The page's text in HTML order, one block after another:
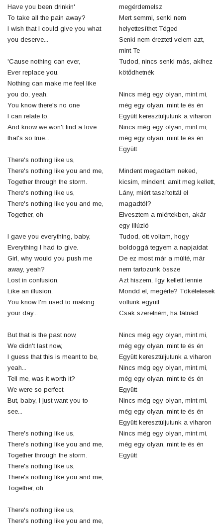
Have you been drinkin'
To take all the pain away?
I wish that I could give you what
you deserve...
'Cause nothing can ever,
Ever replace you.
Nothing can make me feel like
you do, yeah.
You know there's no one
I can relate to.
And know we won't find a love
that's so true...
There's nothing like us,
There's nothing like you and me,
Together through the storm.
There's nothing like us,
There's nothing like you and me,
Together, oh
I gave you everything, baby,
Everything I had to give.
Girl, why would you push me
away, yeah?
Lost in confusion,
Like an illusion,
You know I'm used to making
your day...
But that is the past now,
We didn't last now,
I guess that this is meant to be,
yeah...
Tell me, was it worth it?
We were so perfect.
But, baby, I just want you to
see...
There's nothing like us,
There's nothing like you and me,
Together through the storm.
There's nothing like us,
There's nothing like you and me,
Together, oh
There's nothing like us,
There's nothing like you and me,
megérdemelsz
Mert semmi, senki nem
helyettesíthet Téged
Senki nem érezteti velem azt,
mint Te
Tudod, nincs senki más, akihez
kötődhetnék
Nincs még egy olyan, mint mi,
még egy olyan, mint te és én
Együtt keresztüljutunk a viharon
Nincs még egy olyan, mint mi,
még egy olyan, mint te és én
Együtt
Mindent megadtam neked,
kicsim, mindent, amit meg kellett,
Lány, miért taszítottál el
magadtól?
Elvesztem a miértekben, akár
egy illúzió
Tudod, ott voltam, hogy
boldoggá tegyem a napjaidat
De ez most már a múlté, már
nem tartozunk össze
Azt hiszem, így kellett lennie
Mondd el, megérte? Tökéletesek
voltunk együtt
Csak szeretném, ha látnád
Nincs még egy olyan, mint mi,
még egy olyan, mint te és én
Együtt keresztüljutunk a viharon
Nincs még egy olyan, mint mi,
még egy olyan, mint te és én
Együtt
Nincs még egy olyan, mint mi,
még egy olyan, mint te és én
Együtt keresztüljutunk a viharon
Nincs még egy olyan, mint mi,
még egy olyan, mint te és én
Együtt